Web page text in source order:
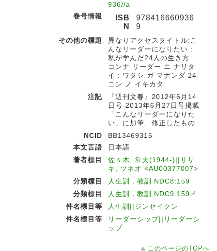
936//a
巻号情報
ISB
N
978416660936
9
その他の標題
異なりアクセスタイトル:こ
んなリーダーになりたい :
私が学んだ24人の生き方
コンナ リーダー ニ ナリタ
イ : ワタシ ガ マナンダ 24
ニン ノ イキカタ
注記
『週刊文春』2012年6月14
日号-2013年6月27日号掲載
「こんなリーダーになりた
い」に加筆、修正したもの
NCID
BB13469315
本文言語
日本語
著者標目
佐々木, 常夫(1944-)||ササ
キ, ツネオ <AU00377007>
分類標目
人生訓．教訓 NDC8:159
分類標目
人生訓．教訓 NDC9:159.4
件名標目等
人生訓||ジンセイクン
件名標目等
リーダーシップ||リーダーシ
ップ
このページのTOPへ